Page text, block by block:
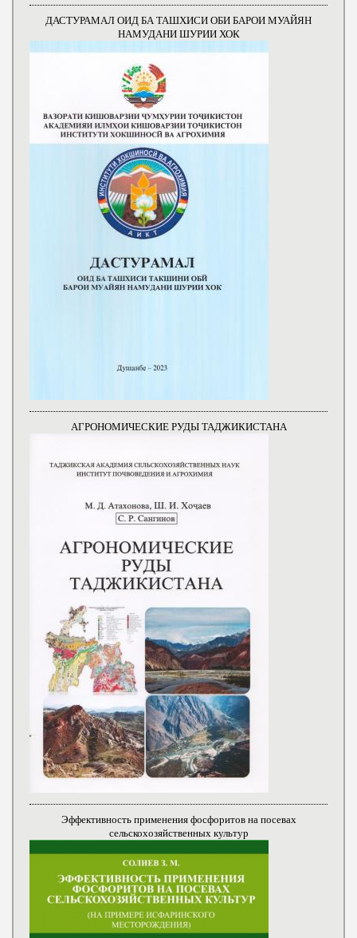
ДАСТУРАМАЛ ОИД БА ТАШХИСИ ОБИ БАРОИ МУАЙЯН
НАМУДАНИ ШУРИИ ХОК
АГРОНОМИЧЕСКИЕ РУДЫ ТАДЖИКИСТАНА
Эффективность применения фосфоритов на посевах
сельскохозяйственных культур